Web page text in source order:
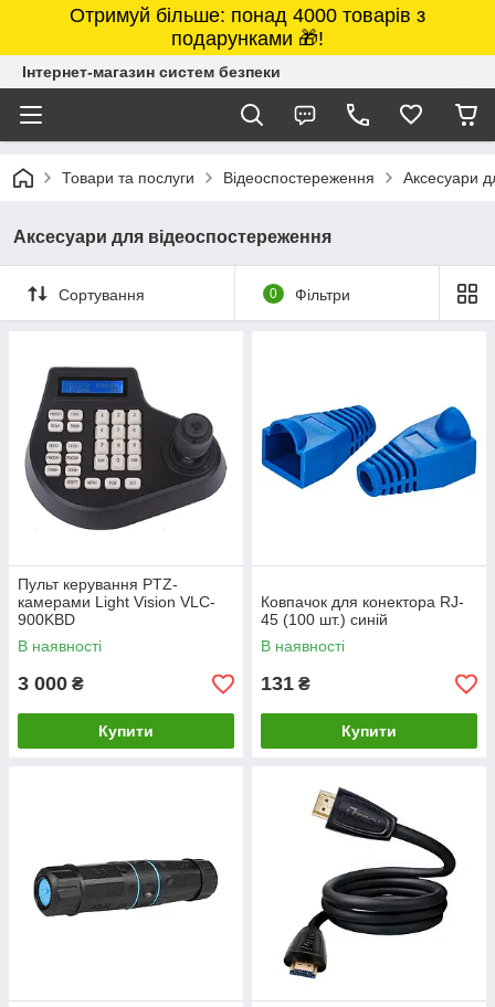
Отримуй більше: понад 4000 товарів з
подарунками 🎁!
Інтернет-магазин систем безпеки
Товари та послуги Відеоспостереження Аксесуари
Аксесуари для відеоспостереження
Сортування 0 Фільтри
Пульт керування PTZ-
камерами Light Vision VLC-
900KBD
В наявності
3 000 ₴
Купити
Ковпачок для конектора RJ-
45 (100 шт.) синій
В наявності
131 ₴
Купити